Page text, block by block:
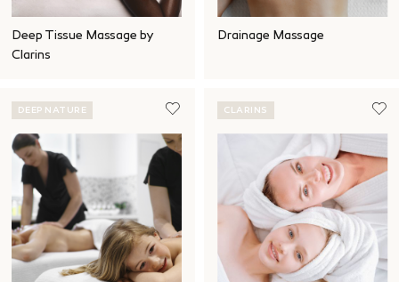
Deep Tissue Massage by
Clarins
Drainage Massage
DEEP NATURE CLARINS